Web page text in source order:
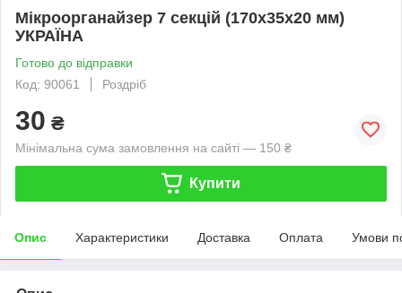
Мікроорганайзер 7 секцій (170х35х20 мм)
УКРАЇНА
Готово до відправки
Код: 90061
Роздріб
30 ₴
Мінімальна сума замовлення на сайті — 150 ₴
Купити
Опис Характеристики Доставка Оплата Умови